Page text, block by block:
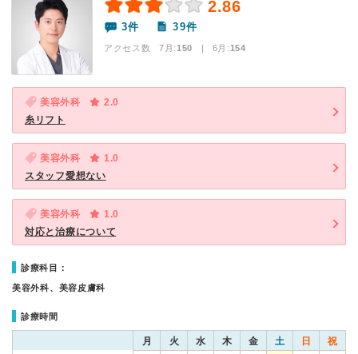
2.86
3件 39件
アクセス数 7月:150 | 6月:154
美容外科
2.0
糸リフト
美容外科
1.0
スタッフ愛想ない
美容外科
1.0
対応と治療について
診療科目：
美容外科、美容皮膚科
診療時間
月 火 水 木 金 土 日 祝